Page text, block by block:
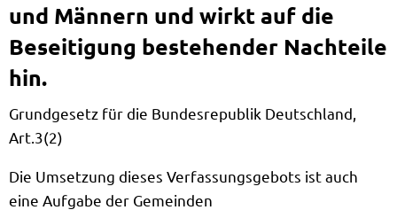
und Männern und wirkt auf die
Beseitigung bestehender Nachteile
hin.
Grundgesetz für die Bundesrepublik Deutschland,
Art.3(2)
Die Umsetzung dieses Verfassungsgebots ist auch
eine Aufgabe der Gemeinden